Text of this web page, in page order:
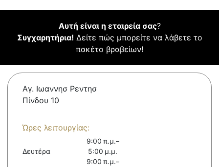
Αυτή είναι η εταιρεία σας?
Συγχαρητήρια! Δείτε πώς μπορείτε να λάβετε το
πακέτο βραβείων!
Αγ. Ιωαννησ Ρεντησ
Πίνδου 10
Ώρες λειτουργίας:
Δευτέρα
9:00 π.μ.–
5:00 μ.μ.
9:00 π.μ.–